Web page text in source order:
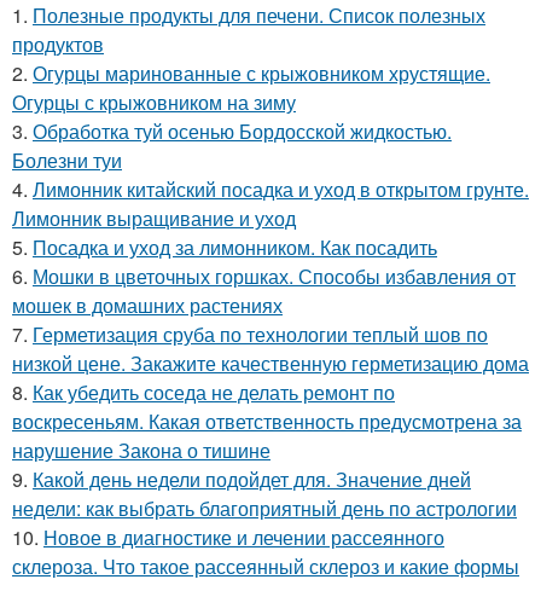
1. Полезные продукты для печени. Список полезных
продуктов
2. Огурцы маринованные с крыжовником хрустящие.
Огурцы с крыжовником на зиму
3. Обработка туй осенью Бордосской жидкостью.
Болезни туи
4. Лимонник китайский посадка и уход в открытом грунте.
Лимонник выращивание и уход
5. Посадка и уход за лимонником. Как посадить
6. Мошки в цветочных горшках. Способы избавления от
мошек в домашних растениях
7. Герметизация сруба по технологии теплый шов по
низкой цене. Закажите качественную герметизацию дома
8. Как убедить соседа не делать ремонт по
воскресеньям. Какая ответственность предусмотрена за
нарушение Закона о тишине
9. Какой день недели подойдет для. Значение дней
недели: как выбрать благоприятный день по астрологии
10. Новое в диагностике и лечении рассеянного
склероза. Что такое рассеянный склероз и какие формы